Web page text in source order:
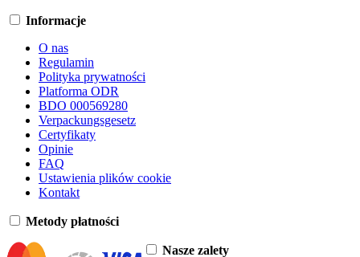
Informacje
O nas
Regulamin
Polityka prywatności
Platforma ODR
BDO 000569280
Verpackungsgesetz
Certyfikaty
Opinie
FAQ
Ustawienia plików cookie
Kontakt
Metody płatności
Nasze zalety